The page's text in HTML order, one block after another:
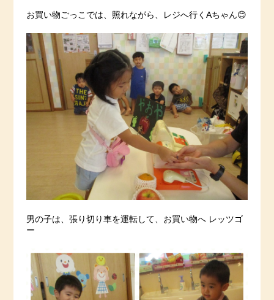
お買い物ごっこでは、照れながら、レジへ行くAちゃん😊
男の子は、張り切り車を運転して、お買い物へ レッツゴ
ー